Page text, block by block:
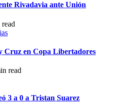
Rivadavia ante Unión
read
Cruz en Copa Libertadores
read
3 a 0 a Tristan Suarez